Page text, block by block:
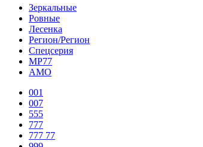
Зеркальные
Ровные
Лесенка
Регион/Регион
Спецсерия
МР77
АМО
001
007
555
777
777 77